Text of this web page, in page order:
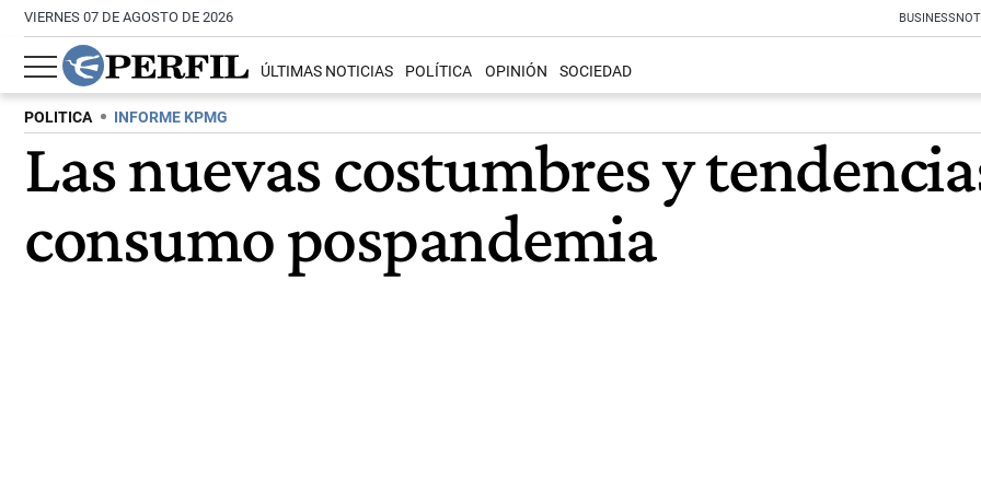
VIERNES 07 DE AGOSTO DE 2026 BUSINESS
ÚLTIMAS NOTICIAS POLÍTICA OPINIÓN SOCIEDAD
POLITICA INFORME KPMG
Las nuevas costumbres y
consumo pospandemia